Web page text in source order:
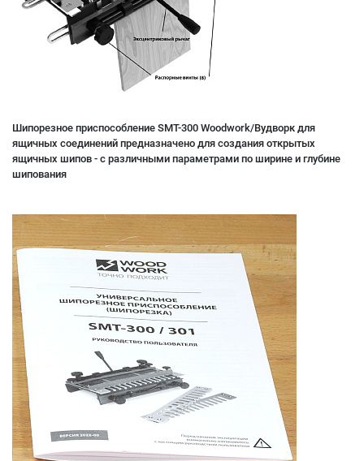
Шипорезное приспособление SMT-300 Woodwork/Вудворк для
ящичных соединений предназначено для создания открытых
ящичных шипов - с различными параметрами по ширине и глубине
шипования